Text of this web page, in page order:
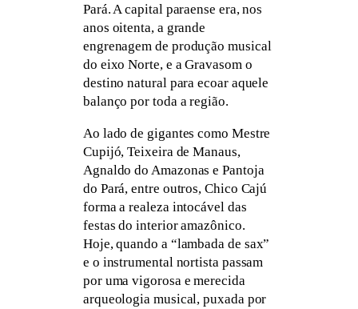
Pará. A capital paraense era, nos
anos oitenta, a grande
engrenagem de produção musical
do eixo Norte, e a Gravasom o
destino natural para ecoar aquele
balanço por toda a região.
Ao lado de gigantes como Mestre
Cupijó, Teixeira de Manaus,
Agnaldo do Amazonas e Pantoja
do Pará, entre outros, Chico Cajú
forma a realeza intocável das
festas do interior amazônico.
Hoje, quando a “lambada de sax”
e o instrumental nortista passam
por uma vigorosa e merecida
arqueologia musical, puxada por